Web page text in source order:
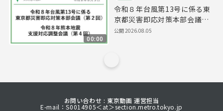
00:00
令和８年台風第13号に係る東
京都災害即応対策本部会議
（第２回）/ 令和８年熊本地震
公開2026.08.05
お問い合わせ : 東京動画 運営担当
E-mail：S0014905＜at＞section.metro.tokyo.jp